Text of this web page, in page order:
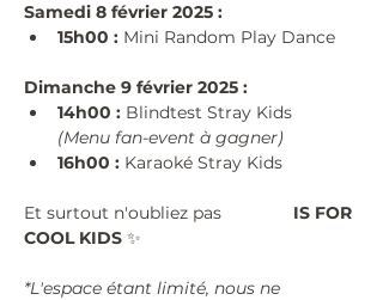
Samedi 8 février 2025 :
15h00 : Mini Random Play Dance
Dimanche 9 février 2025 :
14h00 : Blindtest Stray Kids
(Menu fan-event à gagner)
16h00 : Karaoké Stray Kids
Et surtout n'oubliez pas
IS FOR
COOL KIDS ✨
*L'espace étant limité, nous ne